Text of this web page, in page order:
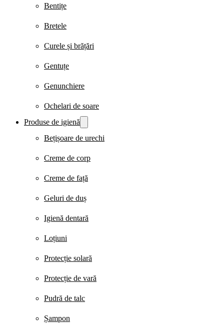
Bentițe
Bretele
Curele și brățări
Gentuțe
Genunchiere
Ochelari de soare
Produse de igienă
Bețișoare de urechi
Creme de corp
Creme de față
Geluri de duș
Igienă dentară
Loțiuni
Protecție solară
Protecție de vară
Pudră de talc
Șampon